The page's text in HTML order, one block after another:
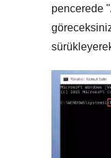
pencerede "